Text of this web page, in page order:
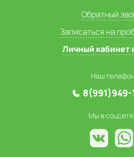
Обратный
Записаться на
Личный кабинет
Наш
8(991)949-
Мы в